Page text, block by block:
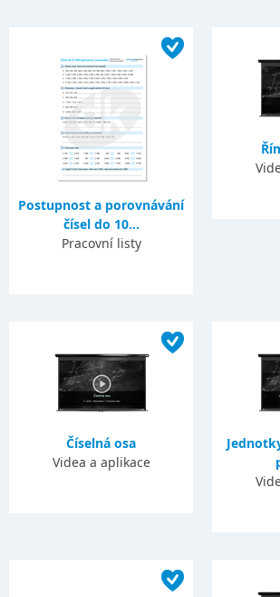
Postupnost a porovnávání
čísel do 10...
Pracovní listy
Číselná osa
Videa a aplikace